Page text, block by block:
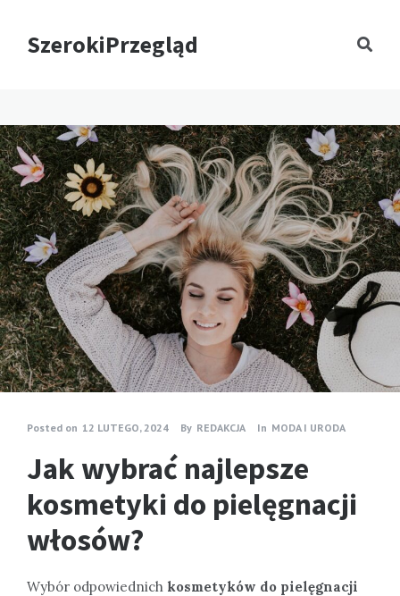
SzerokiPrzegląd
Posted on 12 LUTEGO, 2024 By REDAKCJA In MODA I URODA
Jak wybrać najlepsze
kosmetyki do pielęgnacji
włosów?
Wybór odpowiednich kosmetyków do pielęgnacji